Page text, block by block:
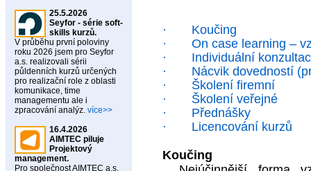
25.5.2026
Seyfor - série soft-
skills kurzů.
V průběhu první poloviny
roku 2026 jsem pro Seyfor
a.s. realizovali sérii
půldenních kurzů určených
pro realizační role z oblasti
komunikace, time
managementu ale i
zpracování analýz. více>>
16.4.2026
AIMTEC piluje
Projektový
management.
Pro společnost AIMTEC a.s.
·
Koučing
·
On case learning –
·
Individuální
·
Nácvik dovedností
·
Školení firemní
·
Školení veřejné
·
Přednášky
·
Licencování kurzů
Koučing